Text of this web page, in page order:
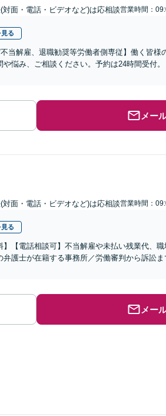
対面・電話・ビデオなど)は応相談営業時間：
る
当解雇、退職勧奨等労働者側専従】働く皆
悩み、ご相談ください。予約は24時間受付
メー
対面・電話・ビデオなど)は応相談営業時間：
る
】【電話相談可】不当解雇や未払い残業代、
護士が在籍する事務所／労働審判から訴訟
メー